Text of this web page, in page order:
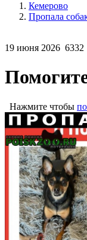
Кемерово
Пропала
19 июня 2026 6332
Нажмите чтобы